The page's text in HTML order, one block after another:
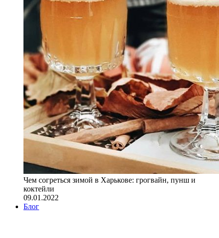
Чем согреться зимой в Харькове: грогвайн, пунш и
коктейли
09.01.2022
Блог